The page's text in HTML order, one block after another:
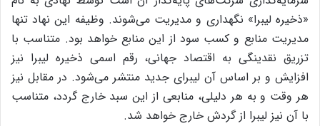
«ذخیره لیبرا» نگهداری و مدیریت می‌شوند. وظیفه این نهاد تنها
مدیریت منابع و کسب سود از این منابع خواهد بود. متناسب با
تزریق نقدینگی به اقتصاد جهانی، رقم اسمی ذخیره لیبرا نیز
افزایش و بر اساس آن لیبرای جدید منتشر می‌شود. در مقابل نیز
هر وقت و به هر دلیلی، منابعی از این سبد خارج گردد، متناسب
با آن نیز لیبرا از گردش خارج خواهد شد.